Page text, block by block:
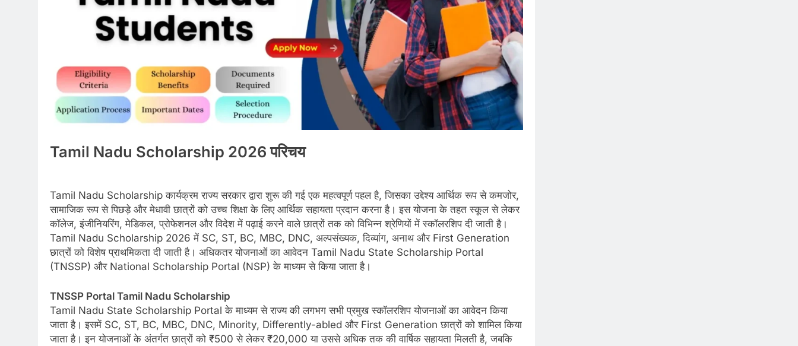
Tamil Nadu Scholarship 2026 परिचय
Tamil Nadu Scholarship कार्यक्रम राज्य सरकार द्वारा शुरू की गई एक महत्वपूर्ण पहल है, जिसका उद्देश्य आर्थिक रूप से कमजोर,
सामाजिक रूप से पिछड़े और मेधावी छात्रों को उच्च शिक्षा के लिए आर्थिक सहायता प्रदान करना है। इस योजना के तहत स्कूल से लेकर
कॉलेज, इंजीनियरिंग, मेडिकल, प्रोफेशनल और विदेश में पढ़ाई करने वाले छात्रों तक को विभिन्न श्रेणियों में स्कॉलरशिप दी जाती है।
Tamil Nadu Scholarship 2026 में SC, ST, BC, MBC, DNC, अल्पसंख्यक, दिव्यांग, अनाथ और First Generation
छात्रों को विशेष प्राथमिकता दी जाती है। अधिकतर योजनाओं का आवेदन Tamil Nadu State Scholarship Portal
(TNSSP) और National Scholarship Portal (NSP) के माध्यम से किया जाता है।
TNSSP Portal Tamil Nadu Scholarship
Tamil Nadu State Scholarship Portal के माध्यम से राज्य की लगभग सभी प्रमुख स्कॉलरशिप योजनाओं का आवेदन किया
जाता है। इसमें SC, ST, BC, MBC, DNC, Minority, Differently-abled और First Generation छात्रों को शामिल किया
जाता है। इन योजनाओं के अंतर्गत छात्रों को ₹500 से लेकर ₹20,000 या उससे अधिक तक की वार्षिक सहायता मिलती है, जबकि